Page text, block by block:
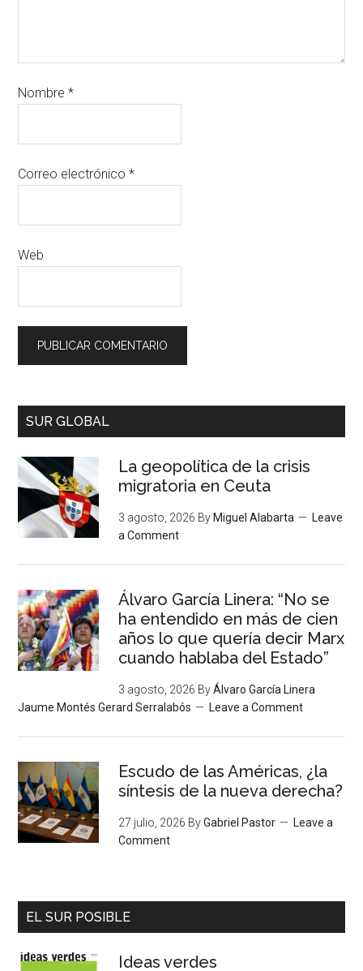
Nombre*
Correo electrónico*
Web
SUR GLOBAL
La geopolítica de la crisis
migratoria en Ceuta
3 agosto, 2026 By Miguel Alabarta
Leave
a Comment
Álvaro García Linera: “No se
ha entendido en más de cien
años lo que quería decir Marx
cuando hablaba del Estado”
3 agosto, 2026 ByÁlvaro García Linera
Jaume Montés Gerard Serralabós
Leave a Comment
Escudo de las Américas, ¿la
síntesis de la nueva derecha?
27 julio, 2026 ByGabriel Pastor
Leave a
Comment
EL SUR POSIBLE
Ideas verdes